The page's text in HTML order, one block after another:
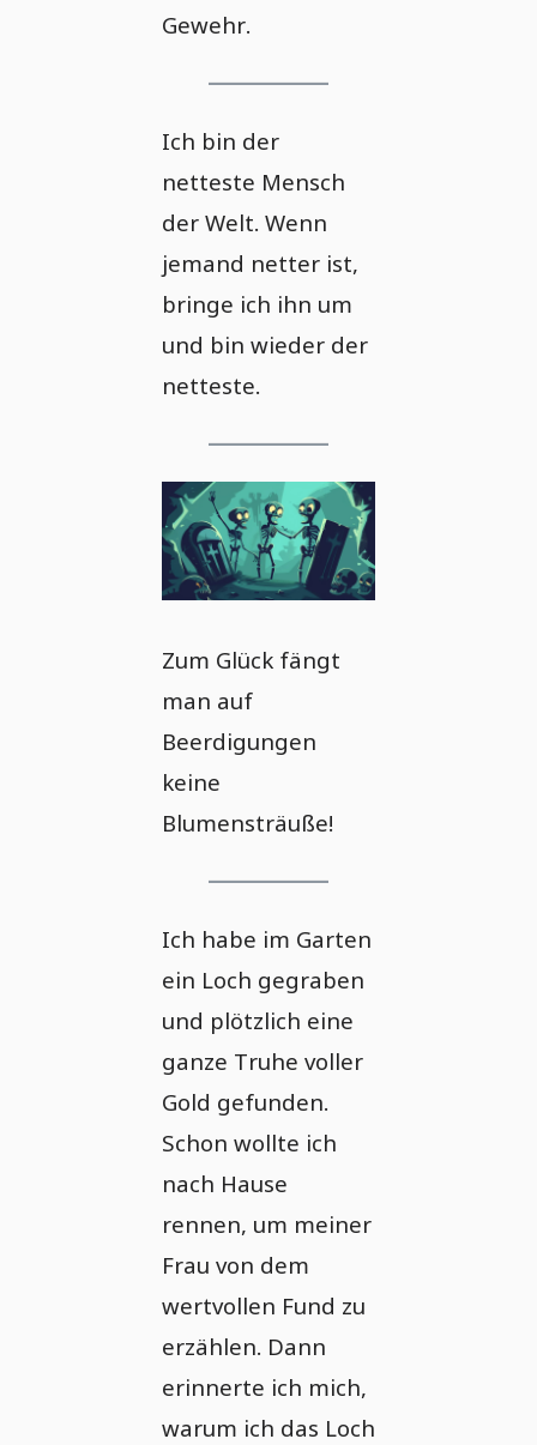
Gewehr.
Ich bin der
netteste Mensch
der Welt. Wenn
jemand netter ist,
bringe ich ihn um
und bin wieder der
netteste.
Zum Glück fängt
man auf
Beerdigungen
keine
Blumensträuße!
Ich habe im Garten
ein Loch gegraben
und plötzlich eine
ganze Truhe voller
Gold gefunden.
Schon wollte ich
nach Hause
rennen, um meiner
Frau von dem
wertvollen Fund zu
erzählen. Dann
erinnerte ich mich,
warum ich das Loch